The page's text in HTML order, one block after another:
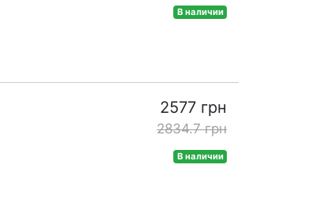
В наличии
2577 грн
2834.7 грн
В наличии